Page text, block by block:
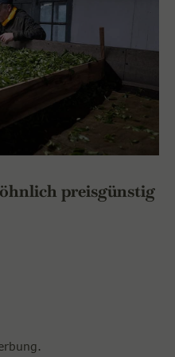
preisgünstig